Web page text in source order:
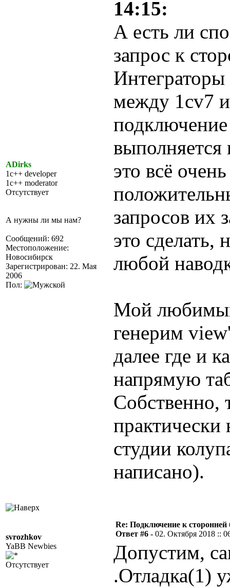
ADirks
1c++ developer
1c++ moderator
Отсутствует
А нужны ли мы нам?
Сообщений: 692
Местоположение:
Новосибирск
Зарегистрирован: 22. Мая
2006
Пол:
14:15:
А есть ли
запрос к
между 1cv7
выполняется
это всё
запросов их
это сделать,
любой
Мой
генерим
далее где и
напрямую
Собственно,
студии
написано).
svrozhkov
YaBB Newbies
Отсутствует
Re: Подключение к сторонней
Ответ #6 - 02. Октября 2018 ::
Допустим,
.Отладка(1)